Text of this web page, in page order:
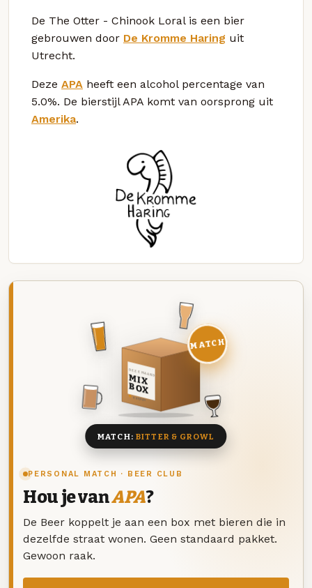
De The Otter - Chinook Loral is een bier
gebrouwen door De Kromme Haring uit
Utrecht.
Deze APA heeft een alcohol percentage van
5.0%. De bierstijl APA komt van oorsprong uit
Amerika.
PERSONAL MATCH · BEER CLUB
Hou je vanAPA?
De Beer koppelt je aan een box met bieren die in
dezelfde straat wonen. Geen standaard pakket.
Gewoon raak.
DEZE MAAND
MIX
BOX
8 BIEREN
MATCH
MATCH: BITTER & GROWL